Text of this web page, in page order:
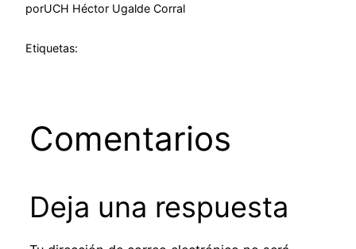
porUCH Héctor Ugalde Corral
Etiquetas:
Comentarios
Deja una respuesta